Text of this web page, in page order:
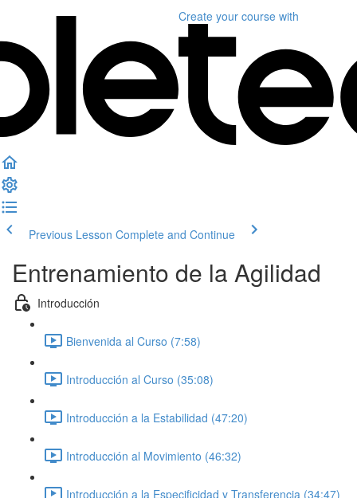
Create your course with
Previous Lesson Complete and Continue
Entrenamiento de la Agilidad
Introducción
Bienvenida al Curso (7:58)
Introducción al Curso (35:08)
Introducción a la Estabilidad (47:20)
Introducción al Movimiento (46:32)
Introducción a la Especificidad y Transferencia (34:47)